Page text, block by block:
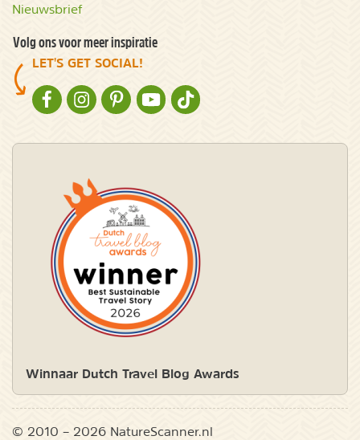
Nieuwsbrief
Volg ons voor meer inspiratie
LET'S GET SOCIAL!
NATURESCANNER OP FACEBOOK
NATURESCANNER OP INSTAGRAM
NATURESCANNER OP PINTEREST
NATURESCANNER OP YOUTUBE
NATURESCANNER OP TIKTOK
Winnaar Dutch Travel Blog Awards
© 2010 – 2026 NatureScanner.nl